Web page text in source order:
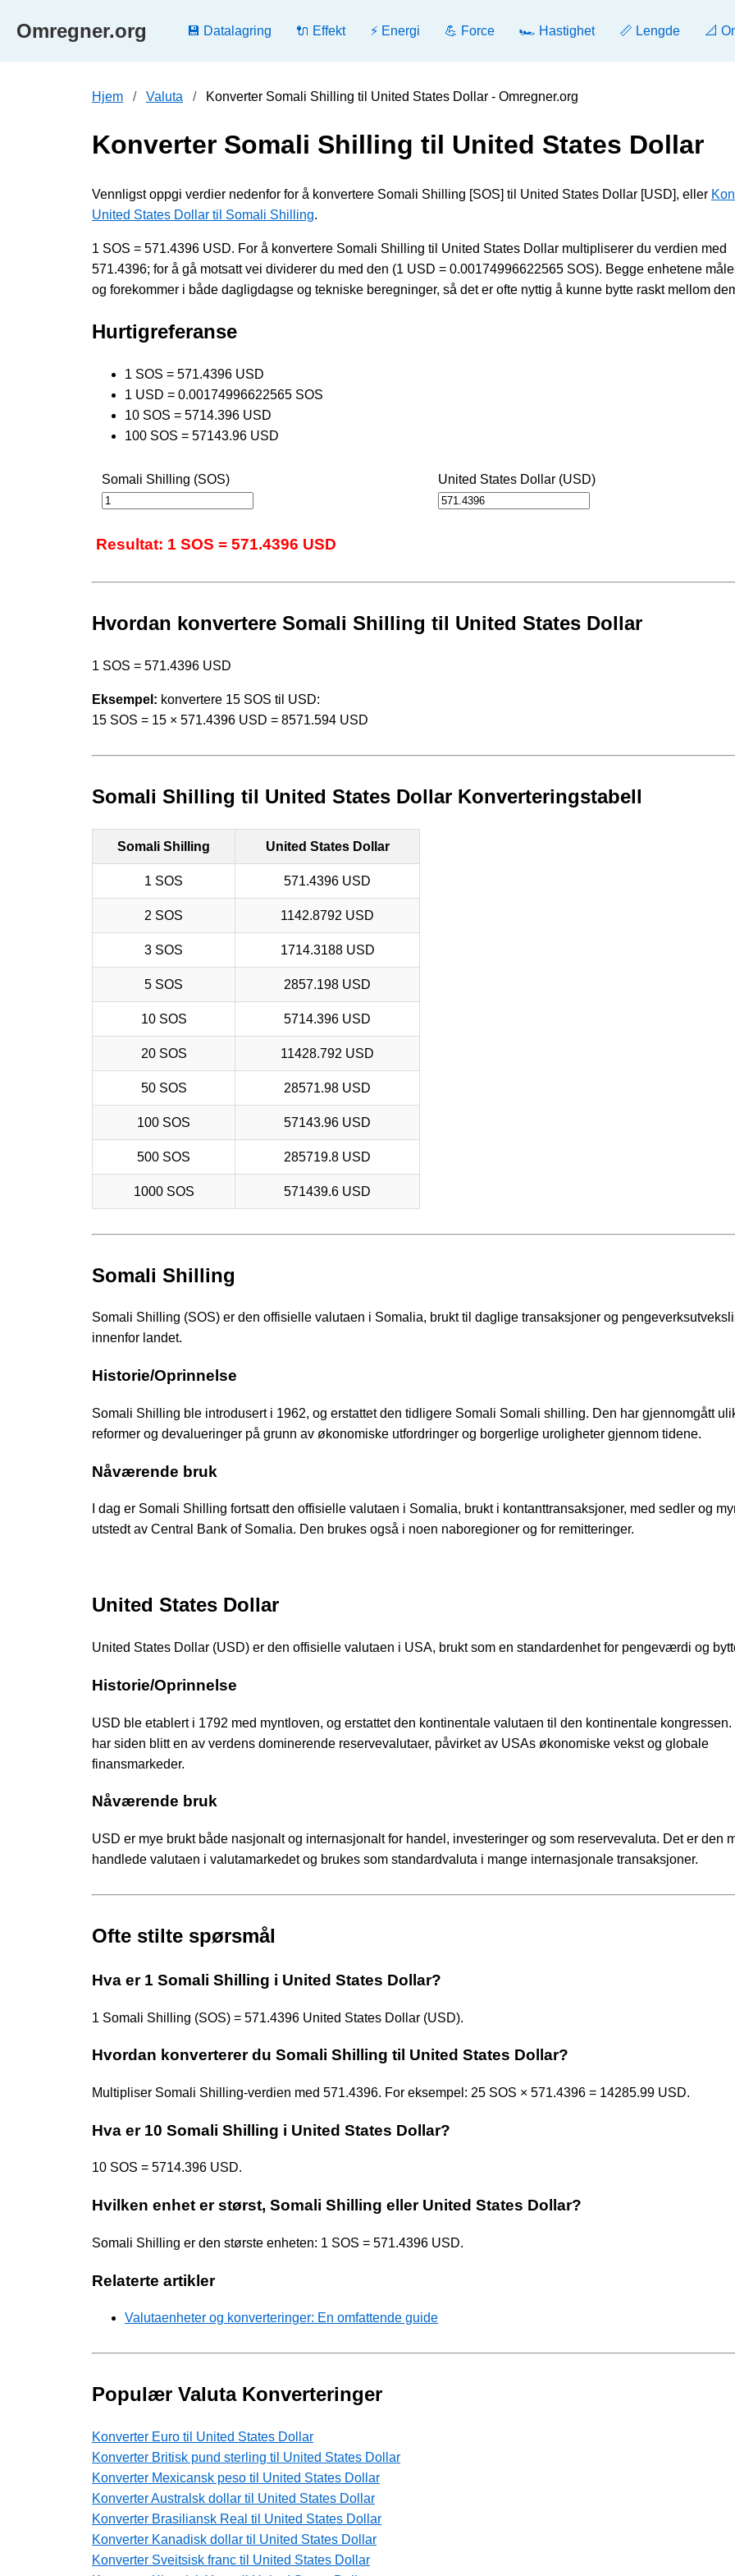
Omregner.org 💾 Datalagring 🔌 Effekt ⚡ Energi 💪 Force 🏎️ Hastighet 📏 Lengde 📐
Hjem Valuta Konverter Somali Shilling til United States Dollar - Omregner.org
Konverter Somali Shilling til United States Dollar
Vennligst oppgi verdier nedenfor for å konvertere Somali Shilling [SOS] til United States Dollar [USD], eller
United States Dollar til Somali Shilling.
1 SOS = 571.4396 USD. For å konvertere Somali Shilling til United States Dollar multipliserer du verdien med
571.4396; for å gå motsatt vei dividerer du med den (1 USD = 0.00174996622565 SOS). Begge enhetene
og forekommer i både dagligdagse og tekniske beregninger, så det er ofte nyttig å kunne bytte raskt mellom
Hurtigreferanse
1 SOS = 571.4396 USD
1 USD = 0.00174996622565 SOS
10 SOS = 5714.396 USD
100 SOS = 57143.96 USD
Somali Shilling (SOS) United States Dollar (USD)
Resultat: 1 SOS = 571.4396 USD
Hvordan konvertere Somali Shilling til United States Dollar
1 SOS = 571.4396 USD
Eksempel: konvertere 15 SOS til USD:
15 SOS = 15 × 571.4396 USD = 8571.594 USD
Somali Shilling til United States Dollar Konverteringstabell
Somali Shilling United States Dollar
1 SOS 571.4396 USD
2 SOS 1142.8792 USD
3 SOS 1714.3188 USD
5 SOS 2857.198 USD
10 SOS 5714.396 USD
20 SOS 11428.792 USD
50 SOS 28571.98 USD
100 SOS 57143.96 USD
500 SOS 285719.8 USD
1000 SOS 571439.6 USD
Somali Shilling
Somali Shilling (SOS) er den offisielle valutaen i Somalia, brukt til daglige transaksjoner og
innenfor landet.
Historie/Oprinnelse
Somali Shilling ble introdusert i 1962, og erstattet den tidligere Somali Somali shilling. Den har gjennomgått
reformer og devalueringer på grunn av økonomiske utfordringer og borgerlige uroligheter gjennom tidene.
Nåværende bruk
I dag er Somali Shilling fortsatt den offisielle valutaen i Somalia, brukt i kontanttransaksjoner, med sedler og
utstedt av Central Bank of Somalia. Den brukes også i noen naboregioner og for remitteringer.
United States Dollar
United States Dollar (USD) er den offisielle valutaen i USA, brukt som en standardenhet for pengeværdi og
Historie/Oprinnelse
USD ble etablert i 1792 med myntloven, og erstattet den kontinentale valutaen til den kontinentale kongressen.
har siden blitt en av verdens dominerende reservevalutaer, påvirket av USAs økonomiske vekst og globale
finansmarkeder.
Nåværende bruk
USD er mye brukt både nasjonalt og internasjonalt for handel, investeringer og som reservevaluta. Det er den
handlede valutaen i valutamarkedet og brukes som standardvaluta i mange internasjonale transaksjoner.
Ofte stilte spørsmål
Hva er 1 Somali Shilling i United States Dollar?
1 Somali Shilling (SOS) = 571.4396 United States Dollar (USD).
Hvordan konverterer du Somali Shilling til United States Dollar?
Multipliser Somali Shilling-verdien med 571.4396. For eksempel: 25 SOS × 571.4396 = 14285.99 USD.
Hva er 10 Somali Shilling i United States Dollar?
10 SOS = 5714.396 USD.
Hvilken enhet er størst, Somali Shilling eller United States Dollar?
Somali Shilling er den største enheten: 1 SOS = 571.4396 USD.
Relaterte artikler
Valutaenheter og konverteringer: En omfattende guide
Populær Valuta Konverteringer
Konverter Euro til United States Dollar
Konverter Britisk pund sterling til United States Dollar
Konverter Mexicansk peso til United States Dollar
Konverter Australsk dollar til United States Dollar
Konverter Brasiliansk Real til United States Dollar
Konverter Kanadisk dollar til United States Dollar
Konverter Sveitsisk franc til United States Dollar